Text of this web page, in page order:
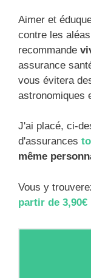
Aimer et
contre les
recommande
assurance
vous évitera
astronomiques
J'ai placé, ci-
d'assurances
même
Vous y
partir de 3,90€